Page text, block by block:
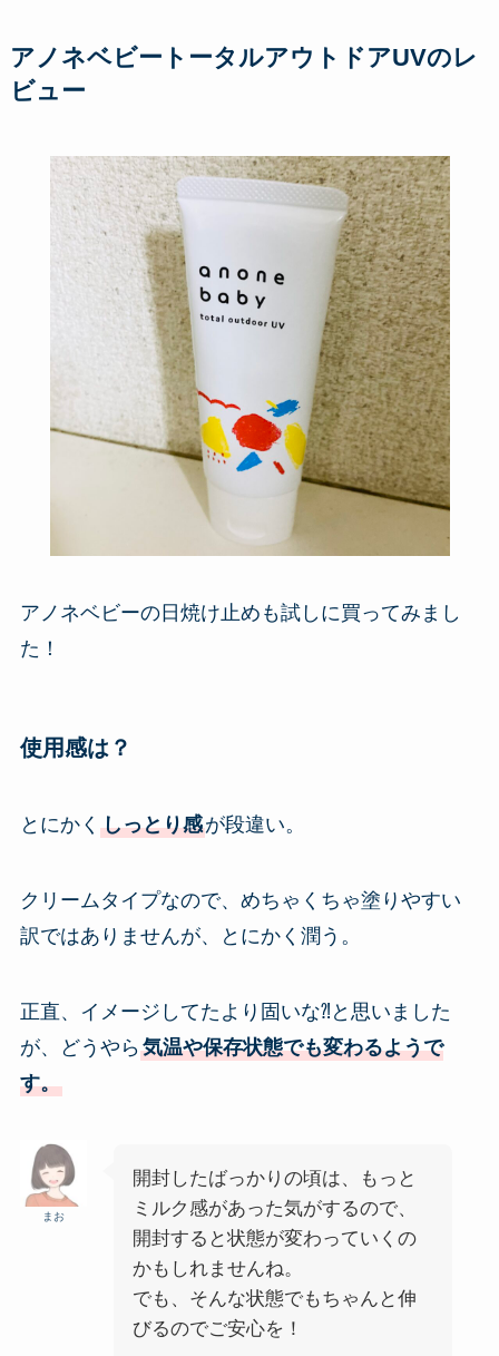
アノネベビートータルアウトドアUVのレ
ビュー
アノネベビーの日焼け止めも試しに買ってみまし
た！
使用感は？
とにかく しっとり感が段違い。
クリームタイプなので、めちゃくちゃ塗りやすい
訳ではありませんが、とにかく潤う。
正直、イメージしてたより固いな⁈と思いました
が、どうやら気温や保存状態でも変わるようで
す。
まお
開封したばっかりの頃は、もっと
ミルク感があった気がするので、
開封すると状態が変わっていくの
かもしれませんね。
でも、そんな状態でもちゃんと伸
びるのでご安心を！